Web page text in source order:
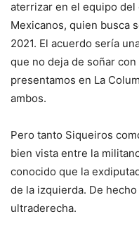
aterrizar en el equipo
Mexicanos, quien busca
2021. El acuerdo sería
que no deja de soñar
presentamos en La
ambos.
Pero tanto Siqueiros
bien vista entre la
conocido que la
de la izquierda. De
ultraderecha.